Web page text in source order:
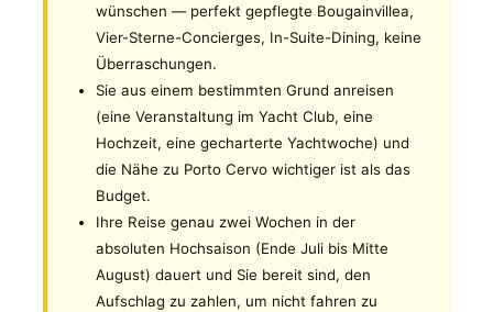
wünschen — perfekt gepflegte Bougainvillea,
Vier-Sterne-Concierges, In-Suite-Dining, keine
Überraschungen.
Sie aus einem bestimmten Grund anreisen
(eine Veranstaltung im Yacht Club, eine
Hochzeit, eine gecharterte Yachtwoche) und
die Nähe zu Porto Cervo wichtiger ist als das
Budget.
Ihre Reise genau zwei Wochen in der
absoluten Hochsaison (Ende Juli bis Mitte
August) dauert und Sie bereit sind, den
Aufschlag zu zahlen, um nicht fahren zu